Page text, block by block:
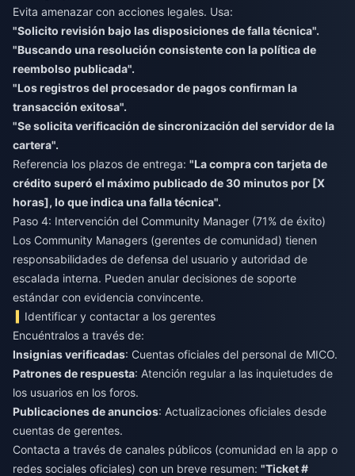
Evita amenazar con acciones legales. Usa:
"Solicito revisión bajo las disposiciones de falla técnica".
"Buscando una resolución consistente con la política de
reembolso publicada".
"Los registros del procesador de pagos confirman la
transacción exitosa".
"Se solicita verificación de sincronización del servidor de la
cartera".
Referencia los plazos de entrega: "La compra con tarjeta de
crédito superó el máximo publicado de 30 minutos por [X
horas], lo que indica una falla técnica".
Paso 4: Intervención del Community Manager (71% de éxito)
Los Community Managers (gerentes de comunidad) tienen
responsabilidades de defensa del usuario y autoridad de
escalada interna. Pueden anular decisiones de soporte
estándar con evidencia convincente.
Identificar y contactar a los gerentes
Encuéntralos a través de:
Insignias verificadas: Cuentas oficiales del personal de MICO.
Patrones de respuesta: Atención regular a las inquietudes de
los usuarios en los foros.
Publicaciones de anuncios: Actualizaciones oficiales desde
cuentas de gerentes.
Contacta a través de canales públicos (comunidad en la app o
redes sociales oficiales) con un breve resumen: "Ticket #